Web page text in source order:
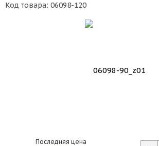
Код товара: 06098-120
Последняя цена